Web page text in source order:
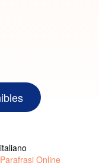
italiano
Parafrasi Online